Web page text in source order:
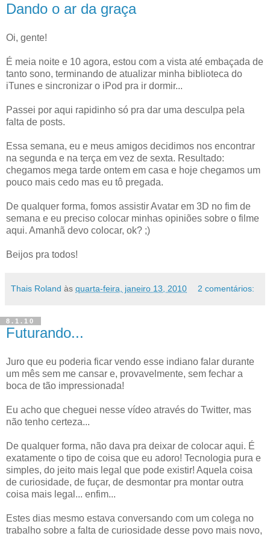
Dando o ar da graça
Oi, gente!
É meia noite e 10 agora, estou com a vista até embaçada de
tanto sono, terminando de atualizar minha biblioteca do
iTunes e sincronizar o iPod pra ir dormir...
Passei por aqui rapidinho só pra dar uma desculpa pela
falta de posts.
Essa semana, eu e meus amigos decidimos nos encontrar
na segunda e na terça em vez de sexta. Resultado:
chegamos mega tarde ontem em casa e hoje chegamos um
pouco mais cedo mas eu tô pregada.
De qualquer forma, fomos assistir Avatar em 3D no fim de
semana e eu preciso colocar minhas opiniões sobre o filme
aqui. Amanhã devo colocar, ok? ;)
Beijos pra todos!
Thais Roland às quarta-feira, janeiro 13, 2010 2 comentários:
8.1.10
Futurando...
Juro que eu poderia ficar vendo esse indiano falar durante
um mês sem me cansar e, provavelmente, sem fechar a
boca de tão impressionada!
Eu acho que cheguei nesse vídeo através do Twitter, mas
não tenho certeza...
De qualquer forma, não dava pra deixar de colocar aqui. É
exatamente o tipo de coisa que eu adoro! Tecnologia pura e
simples, do jeito mais legal que pode existir! Aquela coisa
de curiosidade, de fuçar, de desmontar pra montar outra
coisa mais legal... enfim...
Estes dias mesmo estava conversando com um colega no
trabalho sobre a falta de curiosidade desse povo mais novo,